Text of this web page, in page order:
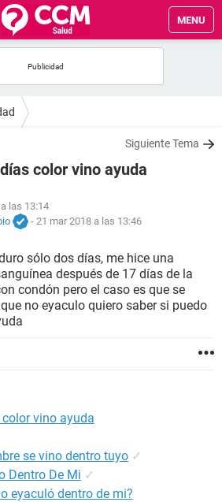
MENU
Siguiente Tema
color vino ayuda
las 13:14
- 21 mar 2018 a las 13:46
sólo dos días, me hice una
después de 17 días de la
condón pero el caso es que se
no eyaculo quiero saber si puedo
vino ayuda
se vino dentro tuyo ✓
Dentro De Mi ✓
eyaculó dentro de mi?